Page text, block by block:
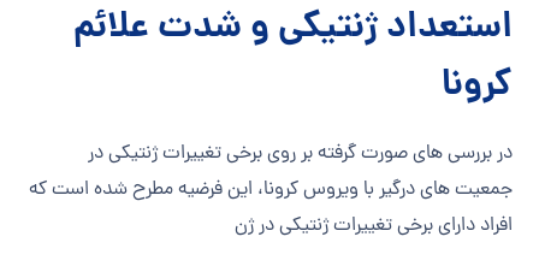
استعداد ژنتیکی و شدت علائم
کرونا
در بررسی های صورت گرفته بر روی برخی تغییرات ژنتیکی در
جمعیت های درگیر با ویروس کرونا، این فرضیه مطرح شده است که
افراد دارای برخی تغییرات ژنتیکی در ژن